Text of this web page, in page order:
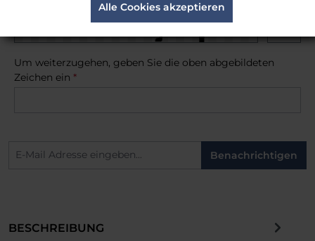
Um weiterzugehen, geben Sie die oben abgebildeten
Zeichen ein *
Benachrichtigen
BESCHREIBUNG
Alle Cookies akzeptieren